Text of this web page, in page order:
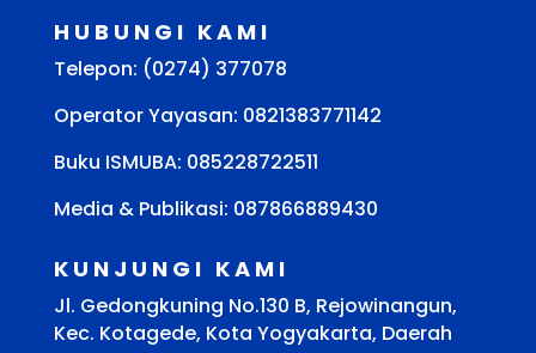
HUBUNGI KAMI
Telepon: (0274) 377078
Operator Yayasan: 0821383771142
Buku ISMUBA: 085228722511
Media & Publikasi: 087866889430
KUNJUNGI KAMI
Jl. Gedongkuning No.130 B, Rejowinangun,
Kec. Kotagede, Kota Yogyakarta, Daerah